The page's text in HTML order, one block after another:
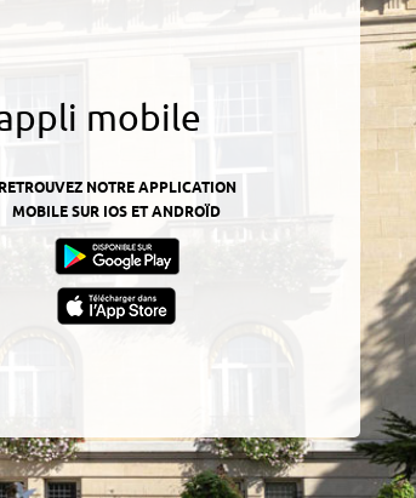
mobile
RETROUVEZ NOTRE APPLICATION
MOBILE SUR IOS ET ANDROÏD